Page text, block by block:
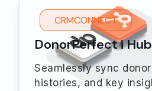
CRMCONNECT
DonorPerfect i
Seamlessly sync
histories, and key